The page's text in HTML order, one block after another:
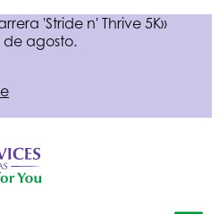
'Stride n' Thrive 5K»
de agosto.